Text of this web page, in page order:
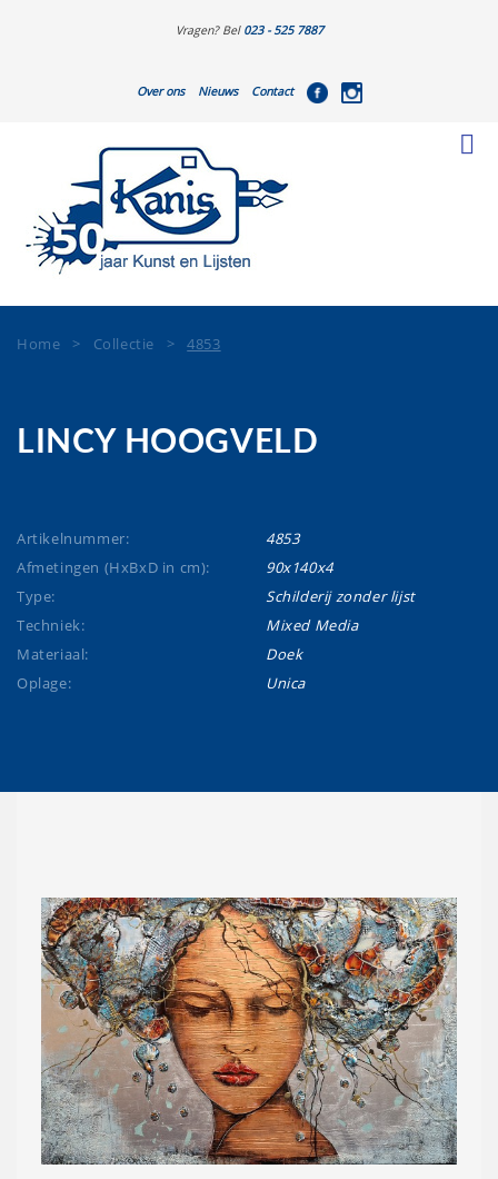
Vragen? Bel 023 - 525 7887
Over ons Nieuws Contact
Home > Collectie >4853
LINCY HOOGVELD
Artikelnummer:
4853
Afmetingen (HxBxD in cm):
90x140x4
Type:
Schilderij zonder lijst
Techniek:
Mixed Media
Materiaal:
Doek
Oplage:
Unica